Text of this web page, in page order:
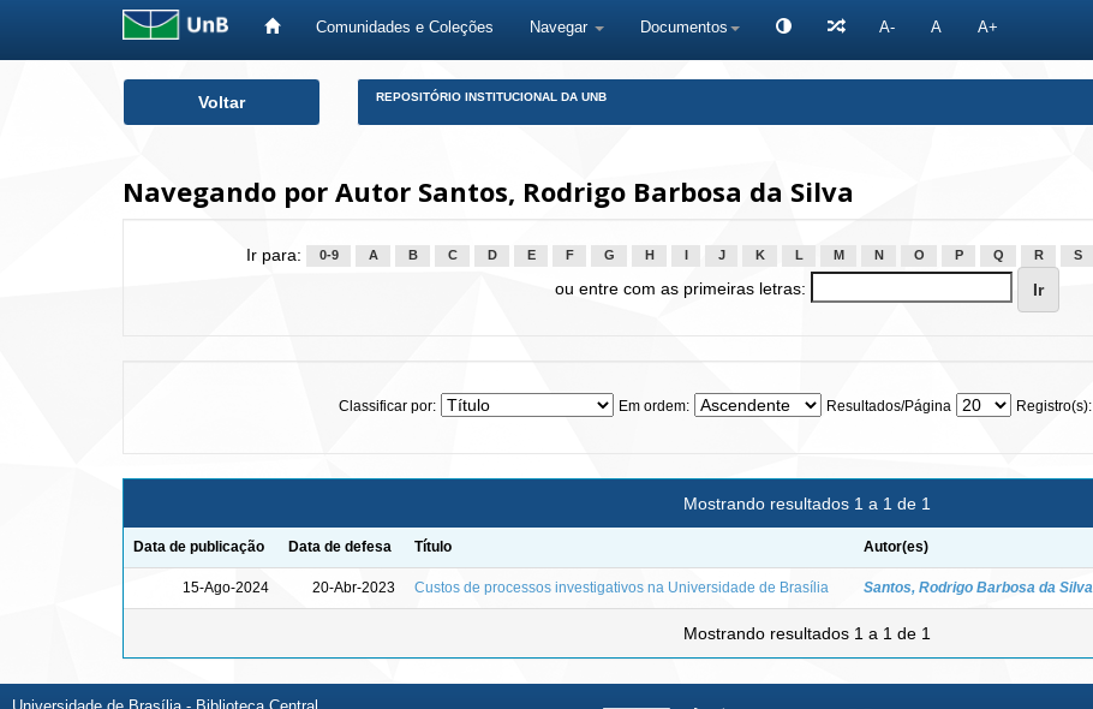
Comunidades e Coleções Navegar Documentos A- A A+
Voltar REPOSITÓRIO INSTITUCIONAL DA UNB
Navegando por Autor Santos, Rodrigo Barbosa da Silva
Ir para: 0-9 A B C D E F G H J K L M N O P Q R S
ou entre com as primeiras letras:
Classificar por: Em ordem: Resultados/Página Registro(s):
Mostrando resultados 1 a 1 de 1
Data de publicação Data de defesa Título Autor(es)
15-Ago-2024 20-Abr-2023 Custos de processos investigativos na Universidade de Brasília Santos, Rodrigo Barbosa da Silva
Mostrando resultados 1 a 1 de 1
Universidade de Brasília - Biblioteca Central